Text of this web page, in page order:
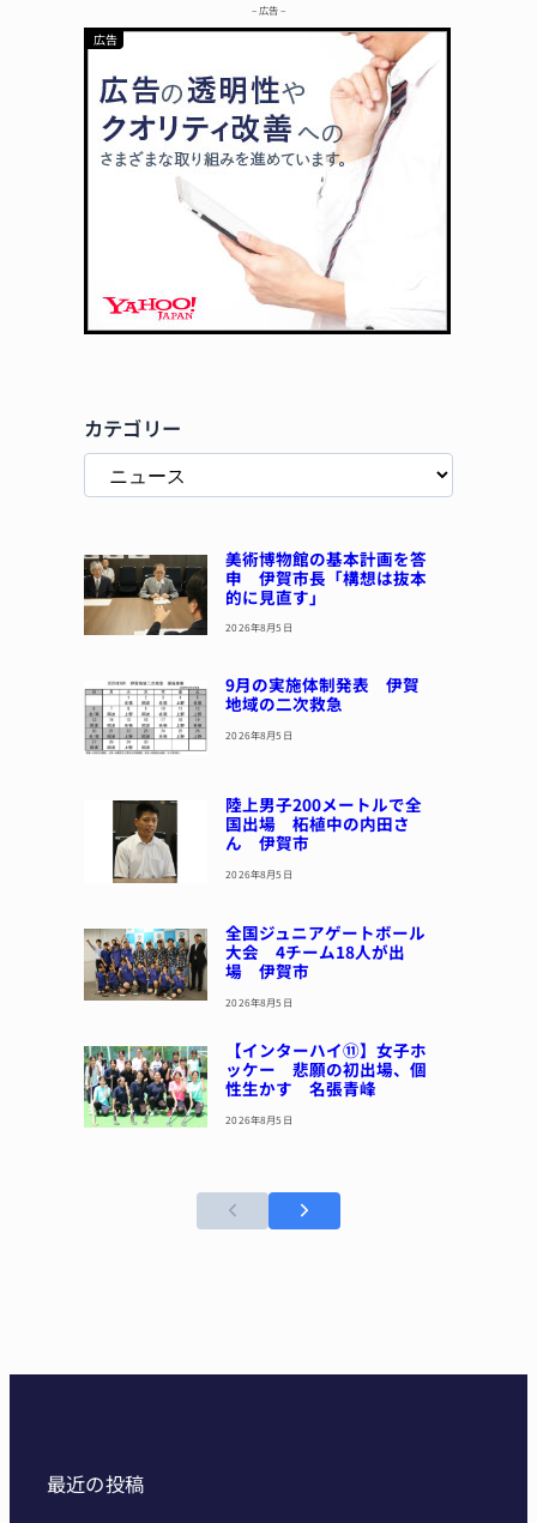
– 広告 –
カテゴリー
美術博物館の基本計画を答
申 伊賀市長「構想は抜本
的に見直す」
2026年8月5日
9月の実施体制発表 伊賀
地域の二次救急
2026年8月5日
陸上男子200メートルで全
国出場 柘植中の内田さ
ん 伊賀市
2026年8月5日
全国ジュニアゲートボール
大会 4チーム18人が出
場 伊賀市
2026年8月5日
【インターハイ⑪】女子ホ
ッケー 悲願の初出場、個
性生かす 名張青峰
2026年8月5日
最近の投稿